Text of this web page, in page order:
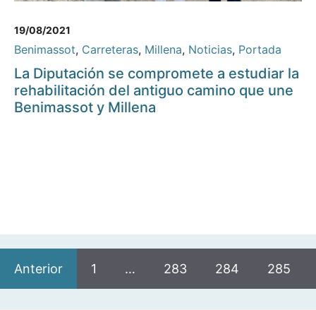
19/08/2021
Benimassot, Carreteras, Millena, Noticias, Portada
La Diputación se compromete a estudiar la
rehabilitación del antiguo camino que une
Benimassot y Millena
Anterior 1 … 283 284 285